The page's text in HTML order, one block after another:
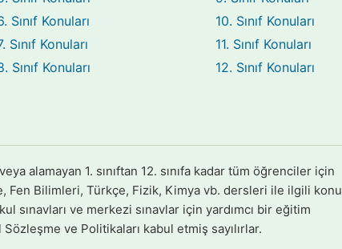
Sınıf Konuları
Sınıf Konuları
Sınıf Konuları
10. Sınıf Konuları
11. Sınıf Konuları
12. Sınıf Konuları
alamayan 1. sınıftan 12. sınıfa kadar tüm öğrenciler için
Fen Bilimleri, Türkçe, Fizik, Kimya vb. dersleri ile ilgili konu
sınavları ve merkezi sınavlar için yardımcı bir eğitim
ve Politikaları kabul etmiş sayılırlar.